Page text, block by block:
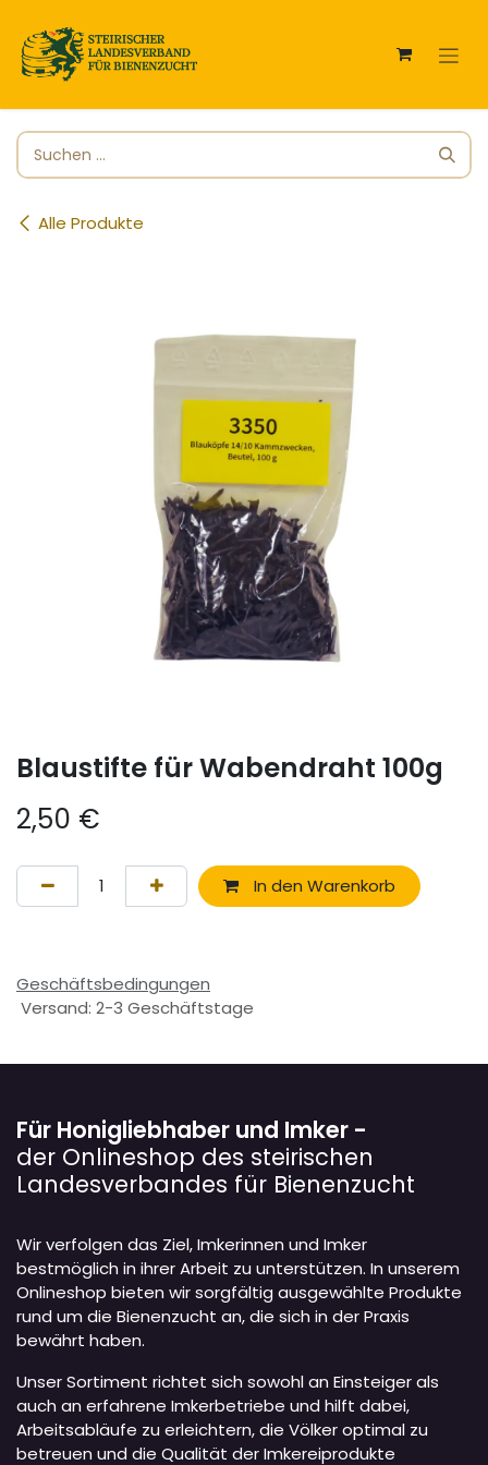
Alle Produkte
Blaustifte für Wabendraht 100g
2,50 €
In den Warenkorb
Geschäftsbedingungen
Versand: 2-3 Geschäftstage
Für Honigliebhaber und Imker -
der Onlineshop des steirischen
Landesverbandes für Bienenzucht
Wir verfolgen das Ziel, Imkerinnen und Imker
bestmöglich in ihrer Arbeit zu unterstützen. In unserem
Onlineshop bieten wir sorgfältig ausgewählte Produkte
rund um die Bienenzucht an, die sich in der Praxis
bewährt haben.
Unser Sortiment richtet sich sowohl an Einsteiger als
auch an erfahrene Imkerbetriebe und hilft dabei,
Arbeitsabläufe zu erleichtern, die Völker optimal zu
betreuen und die Qualität der Imkereiprodukte